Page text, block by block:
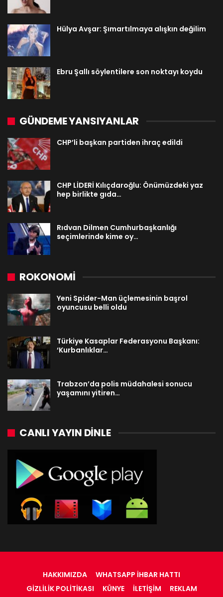
Hülya Avşar: Şımartılmaya alışkın değilim
Ebru Şallı söylentilere son noktayı koydu
GÜNDEME YANSIYANLAR
CHP’li başkan partiden ihraç edildi
CHP LİDERİ Kılıçdaroğlu: Önümüzdeki yaz
hep birlikte gıda…
Rıdvan Dilmen Cumhurbaşkanlığı
seçimlerinde kime oy…
ROKONOMİ
Yeni Spider-Man üçlemesinin başrol
oyuncusu belli oldu
Türkiye Kasaplar Federasyonu Başkanı:
‘Kurbanlıklar…
Trabzon’da polis müdahalesi sonucu
yaşamını yitiren…
CANLI YAYIN DINLE
HAKKIMIZDA
WHATSAPP İHBAR HATTI
GIZLILIK POLITIKASI
KÜNYE İLETIŞIM REKLAM